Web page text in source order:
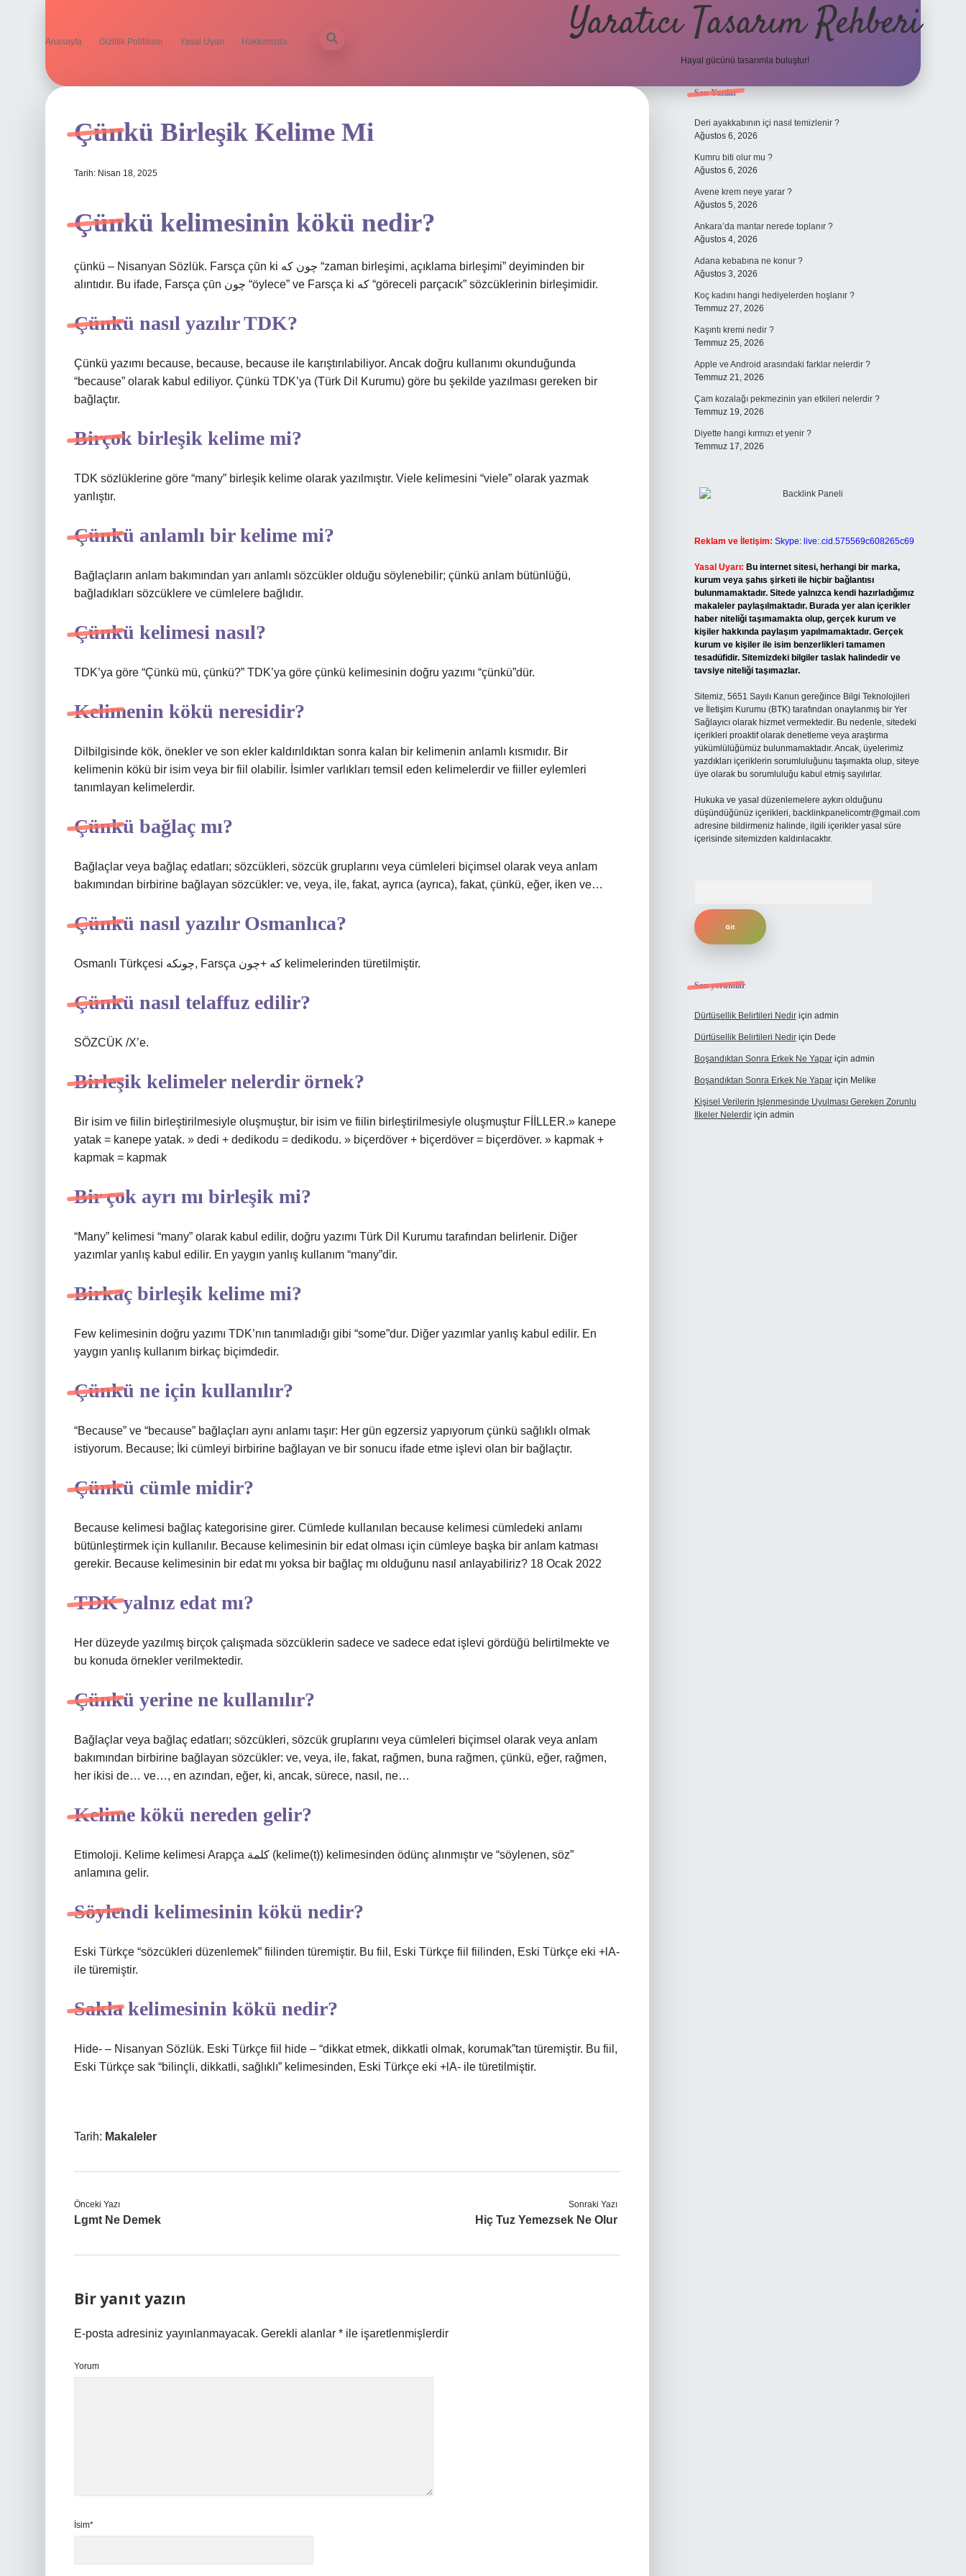
Anasayfa Gizlilik Politikası Yasal Uyarı Hakkımızda Yaratıcı Tasarım Rehberi
Hayal gücünü tasarımla buluştur!
Çünkü Birleşik Kelime Mi
Tarih: Nisan 18, 2025
Çünkü kelimesinin kökü nedir?
çünkü – Nisanyan Sözlük. Farsça çūn ki چون که “zaman birleşimi, açıklama birleşimi” deyiminden bir
alıntıdır. Bu ifade, Farsça çūn چون “öylece” ve Farsça ki که “göreceli parçacık” sözcüklerinin birleşimidir.
Çünkü nasıl yazılır TDK?
Çünkü yazımı because, because, because ile karıştırılabiliyor. Ancak doğru kullanımı okunduğunda
“because” olarak kabul ediliyor. Çünkü TDK’ya (Türk Dil Kurumu) göre bu şekilde yazılması gereken bir
bağlaçtır.
Birçok birleşik kelime mi?
TDK sözlüklerine göre “many” birleşik kelime olarak yazılmıştır. Viele kelimesini “viele” olarak yazmak
yanlıştır.
Çünkü anlamlı bir kelime mi?
Bağlaçların anlam bakımından yarı anlamlı sözcükler olduğu söylenebilir; çünkü anlam bütünlüğü,
bağladıkları sözcüklere ve cümlelere bağlıdır.
Çünkü kelimesi nasıl?
TDK’ya göre “Çünkü mü, çünkü?” TDK’ya göre çünkü kelimesinin doğru yazımı “çünkü”dür.
Kelimenin kökü neresidir?
Dilbilgisinde kök, önekler ve son ekler kaldırıldıktan sonra kalan bir kelimenin anlamlı kısmıdır. Bir
kelimenin kökü bir isim veya bir fiil olabilir. İsimler varlıkları temsil eden kelimelerdir ve fiiller eylemleri
tanımlayan kelimelerdir.
Çünkü bağlaç mı?
Bağlaçlar veya bağlaç edatları; sözcükleri, sözcük gruplarını veya cümleleri biçimsel olarak veya anlam
bakımından birbirine bağlayan sözcükler: ve, veya, ile, fakat, ayrıca (ayrıca), fakat, çünkü, eğer, iken ve…
Çünkü nasıl yazılır Osmanlıca?
Osmanlı Türkçesi چونكه‎, Farsça چون‎​​​+ که‎ kelimelerinden türetilmiştir.
Çünkü nasıl telaffuz edilir?
SÖZCÜK /X’e.
Birleşik kelimeler nelerdir örnek?
Bir isim ve fiilin birleştirilmesiyle oluşmuştur, bir isim ve fiilin birleştirilmesiyle oluşmuştur FİİLLER.» kanepe
yatak = kanepe yatak. » dedi + dedikodu = dedikodu. » biçerdöver + biçerdöver = biçerdöver. » kapmak +
kapmak = kapmak
Bir çok ayrı mı birleşik mi?
“Many” kelimesi “many” olarak kabul edilir, doğru yazımı Türk Dil Kurumu tarafından belirlenir. Diğer
yazımlar yanlış kabul edilir. En yaygın yanlış kullanım “many”dir.
Birkaç birleşik kelime mi?
Few kelimesinin doğru yazımı TDK’nın tanımladığı gibi “some”dur. Diğer yazımlar yanlış kabul edilir. En
yaygın yanlış kullanım birkaç biçimdedir.
Çünkü ne için kullanılır?
“Because” ve “because” bağlaçları aynı anlamı taşır: Her gün egzersiz yapıyorum çünkü sağlıklı olmak
istiyorum. Because; İki cümleyi birbirine bağlayan ve bir sonucu ifade etme işlevi olan bir bağlaçtır.
Çünkü cümle midir?
Because kelimesi bağlaç kategorisine girer. Cümlede kullanılan because kelimesi cümledeki anlamı
bütünleştirmek için kullanılır. Because kelimesinin bir edat olması için cümleye başka bir anlam katması
gerekir. Because kelimesinin bir edat mı yoksa bir bağlaç mı olduğunu nasıl anlayabiliriz? 18 Ocak 2022
TDK yalnız edat mı?
Her düzeyde yazılmış birçok çalışmada sözcüklerin sadece ve sadece edat işlevi gördüğü belirtilmekte ve
bu konuda örnekler verilmektedir.
Çünkü yerine ne kullanılır?
Bağlaçlar veya bağlaç edatları; sözcükleri, sözcük gruplarını veya cümleleri biçimsel olarak veya anlam
bakımından birbirine bağlayan sözcükler: ve, veya, ile, fakat, rağmen, buna rağmen, çünkü, eğer, rağmen,
her ikisi de… ve…, en azından, eğer, ki, ancak, sürece, nasıl, ne…
Kelime kökü nereden gelir?
Etimoloji. Kelime kelimesi Arapça كلمة (kelime(t)) kelimesinden ödünç alınmıştır ve “söylenen, söz”
anlamına gelir.
Söylendi kelimesinin kökü nedir?
Eski Türkçe “sözcükleri düzenlemek” fiilinden türemiştir. Bu fiil, Eski Türkçe fiil fiilinden, Eski Türkçe eki +lA-
ile türemiştir.
Sakla kelimesinin kökü nedir?
Hide- – Nisanyan Sözlük. Eski Türkçe fiil hide – “dikkat etmek, dikkatli olmak, korumak”tan türemiştir. Bu fiil,
Eski Türkçe sak “bilinçli, dikkatli, sağlıklı” kelimesinden, Eski Türkçe eki +lA- ile türetilmiştir.
Tarih: Makaleler
Önceki Yazı
Lgmt Ne Demek
Sonraki Yazı
Hiç Tuz Yemezsek Ne Olur
Bir yanıt yazın
E-posta adresiniz yayınlanmayacak. Gerekli alanlar * ile işaretlenmişlerdir
Yorum
İsim*
Sidebar
Son Yazılar
Deri ayakkabının içi nasıl temizlenir ?
Ağustos 6, 2026
Kumru biti olur mu ?
Ağustos 6, 2026
Avene krem neye yarar ?
Ağustos 5, 2026
Ankara’da mantar nerede toplanır ?
Ağustos 4, 2026
Adana kebabına ne konur ?
Ağustos 3, 2026
Koç kadını hangi hediyelerden hoşlanır ?
Temmuz 27, 2026
Kaşıntı kremi nedir ?
Temmuz 25, 2026
Apple ve Android arasındaki farklar nelerdir ?
Temmuz 21, 2026
Çam kozalağı pekmezinin yan etkileri nelerdir ?
Temmuz 19, 2026
Diyette hangi kırmızı et yenir ?
Temmuz 17, 2026
Reklam ve İletişim: Skype: live:.cid.575569c608265c69
Yasal Uyarı: Bu internet sitesi, herhangi bir marka,
kurum veya şahıs şirketi ile hiçbir bağlantısı
bulunmamaktadır. Sitede yalnızca kendi hazırladığımız
makaleler paylaşılmaktadır. Burada yer alan içerikler
haber niteliği taşımamakta olup, gerçek kurum ve
kişiler hakkında paylaşım yapılmamaktadır. Gerçek
kurum ve kişiler ile isim benzerlikleri tamamen
tesadüfidir. Sitemizdeki bilgiler taslak halindedir ve
tavsiye niteliği taşımazlar.
Sitemiz, 5651 Sayılı Kanun gereğince Bilgi Teknolojileri
ve İletişim Kurumu (BTK) tarafından onaylanmış bir Yer
Sağlayıcı olarak hizmet vermektedir. Bu nedenle, sitedeki
içerikleri proaktif olarak denetleme veya araştırma
yükümlülüğümüz bulunmamaktadır. Ancak, üyelerimiz
yazdıkları içeriklerin sorumluluğunu taşımakta olup, siteye
üye olarak bu sorumluluğu kabul etmiş sayılırlar.
Hukuka ve yasal düzenlemelere aykırı olduğunu
düşündüğünüz içerikleri, backlinkpanelicomtr@gmail.com
adresine bildirmeniz halinde, ilgili içerikler yasal süre
içerisinde sitemizden kaldırılacaktır.
Son yorumlar
Dürtüsellik Belirtileri Nediriçin admin
Dürtüsellik Belirtileri Nediriçin Dede
Boşandıktan Sonra Erkek Ne Yapariçin admin
Boşandıktan Sonra Erkek Ne Yapariçin Melike
Kişisel Verilerin Işlenmesinde Uyulması Gereken Zorunlu
Ilkeler Nelerdiriçin admin